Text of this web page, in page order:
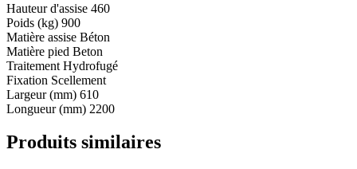
Hauteur d'assise 460
Poids (kg) 900
Matière assise Béton
Matière pied Beton
Traitement Hydrofugé
Fixation Scellement
Largeur (mm) 610
Longueur (mm) 2200
Produits similaires